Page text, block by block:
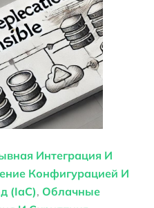
Интеграция И
Конфигурацией И
(IaC), Облачные